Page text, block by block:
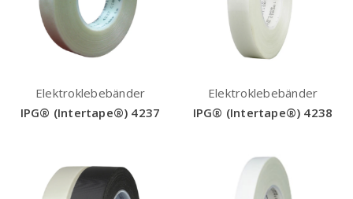
Elektroklebebänder
IPG® (Intertape®) 4237
Elektroklebebänder
IPG® (Intertape®) 4238